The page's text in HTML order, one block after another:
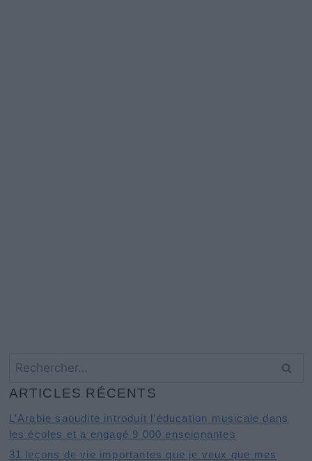
Rechercher :
ARTICLES RÉCENTS
L’Arabie saoudite introduit l’éducation musicale dans
les écoles et a engagé 9 000 enseignantes
31 leçons de vie importantes que je veux que mes